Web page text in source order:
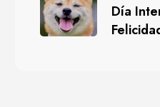
Día